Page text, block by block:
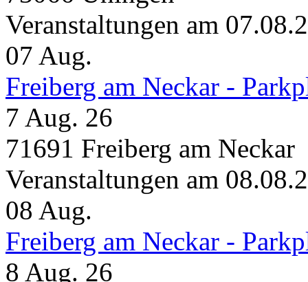
Veranstaltungen am
07 Aug.
Freiberg am Neckar -
7 Aug. 26
71691 Freiberg am Neckar
Veranstaltungen am
08 Aug.
Freiberg am Neckar -
8 Aug. 26